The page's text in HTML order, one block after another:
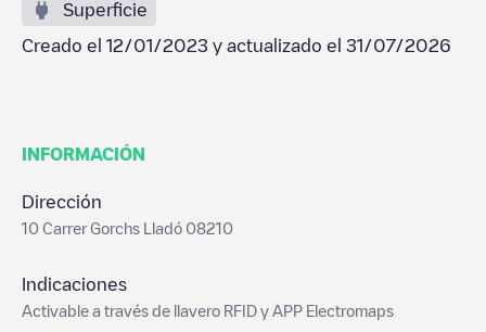
Superficie
Creado el 12/01/2023 y actualizado el 31/07/2026
INFORMACIÓN
Dirección
10 Carrer Gorchs Lladó 08210
Indicaciones
Activable a través de llavero RFID y APP Electromaps